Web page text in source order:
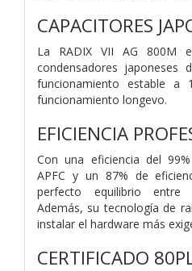
CAPACITORES
La RADIX VII AG 800M
condensadores
funcionamiento estable a
funcionamiento longevo.
EFICIENCIA
Con una eficiencia del
APFC y un 87% de
perfecto equilibrio entre
Además, su tecnología de
instalar el hardware más
CERTIFICADO